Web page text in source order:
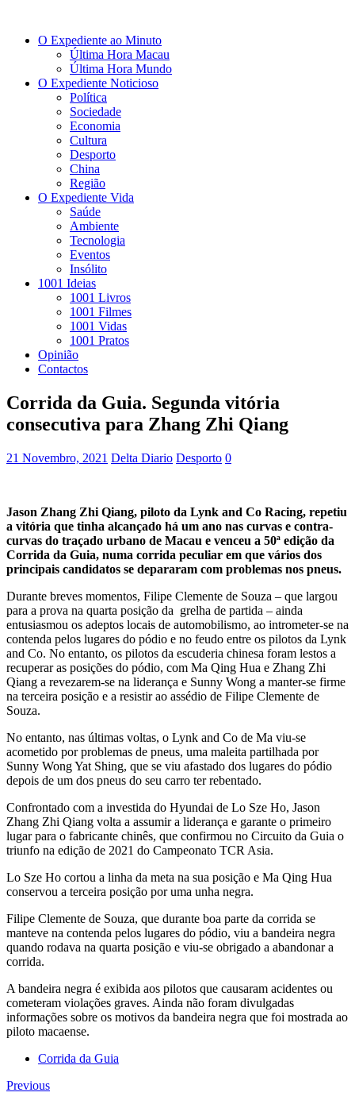
O Expediente ao Minuto
Última Hora Macau
Última Hora Mundo
O Expediente Noticioso
Política
Sociedade
Economia
Cultura
Desporto
China
Região
O Expediente Vida
Saúde
Ambiente
Tecnologia
Eventos
Insólito
1001 Ideias
1001 Livros
1001 Filmes
1001 Vidas
1001 Pratos
Opinião
Contactos
Corrida da Guia. Segunda vitória
consecutiva para Zhang Zhi Qiang
21 Novembro, 2021 Delta Diario Desporto 0
Jason Zhang Zhi Qiang, piloto da Lynk and Co Racing, repetiu
a vitória que tinha alcançado há um ano nas curvas e contra-
curvas do traçado urbano de Macau e venceu a 50ª edição da
Corrida da Guia, numa corrida peculiar em que vários dos
principais candidatos se depararam com problemas nos pneus.
Durante breves momentos, Filipe Clemente de Souza – que largou
para a prova na quarta posição da grelha de partida – ainda
entusiasmou os adeptos locais de automobilismo, ao intrometer-se na
contenda pelos lugares do pódio e no feudo entre os pilotos da Lynk
and Co. No entanto, os pilotos da escuderia chinesa foram lestos a
recuperar as posições do pódio, com Ma Qing Hua e Zhang Zhi
Qiang a revezarem-se na liderança e Sunny Wong a manter-se firme
na terceira posição e a resistir ao assédio de Filipe Clemente de
Souza.
No entanto, nas últimas voltas, o Lynk and Co de Ma viu-se
acometido por problemas de pneus, uma maleita partilhada por
Sunny Wong Yat Shing, que se viu afastado dos lugares do pódio
depois de um dos pneus do seu carro ter rebentado.
Confrontado com a investida do Hyundai de Lo Sze Ho, Jason
Zhang Zhi Qiang volta a assumir a liderança e garante o primeiro
lugar para o fabricante chinês, que confirmou no Circuito da Guia o
triunfo na edição de 2021 do Campeonato TCR Asia.
Lo Sze Ho cortou a linha da meta na sua posição e Ma Qing Hua
conservou a terceira posição por uma unha negra.
Filipe Clemente de Souza, que durante boa parte da corrida se
manteve na contenda pelos lugares do pódio, viu a bandeira negra
quando rodava na quarta posição e viu-se obrigado a abandonar a
corrida.
A bandeira negra é exibida aos pilotos que causaram acidentes ou
cometeram violações graves. Ainda não foram divulgadas
informações sobre os motivos da bandeira negra que foi mostrada ao
piloto macaense.
Corrida da Guia
Previous